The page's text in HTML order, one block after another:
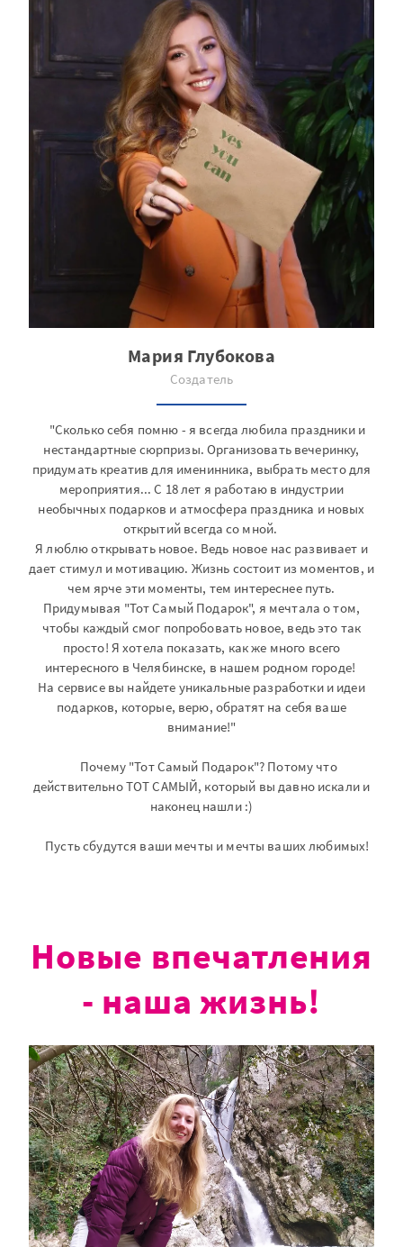
Мария Глубокова
Создатель
"Сколько себя помню - я всегда любила праздники и
нестандартные сюрпризы. Организовать вечеринку,
придумать креатив для именинника, выбрать место для
мероприятия... С 18 лет я работаю в индустрии
необычных подарков и атмосфера праздника и новых
открытий всегда со мной.
Я люблю открывать новое. Ведь новое нас развивает и
дает стимул и мотивацию. Жизнь состоит из моментов, и
чем ярче эти моменты, тем интереснее путь.
Придумывая "Тот Самый Подарок", я мечтала о том,
чтобы каждый смог попробовать новое, ведь это так
просто! Я хотела показать, как же много всего
интересного в Челябинске, в нашем родном городе!
На сервисе вы найдете уникальные разработки и идеи
подарков, которые, верю, обратят на себя ваше
внимание!"
Почему "Тот Самый Подарок"? Потому что
действительно ТОТ САМЫЙ, который вы давно искали и
наконец нашли :)
Пусть сбудутся ваши мечты и мечты ваших любимых!
Новые впечатления
- наша жизнь!